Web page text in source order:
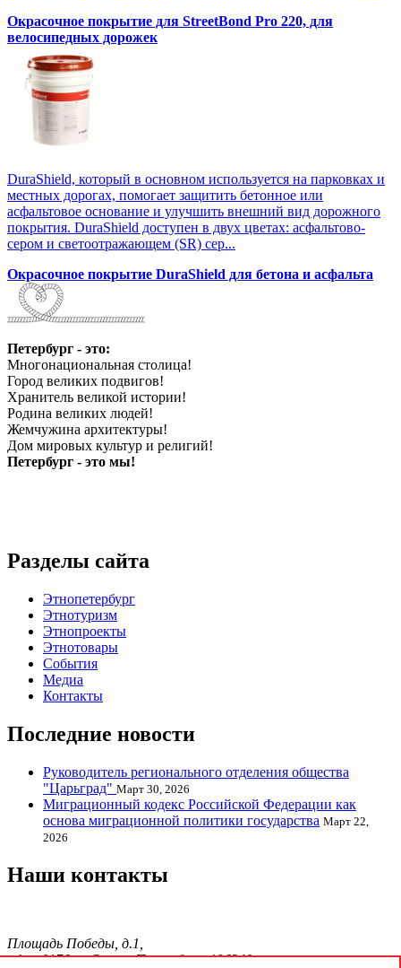
Окрасочное покрытие для StreetBond Pro 220, для
велосипедных дорожек
DuraShield, который в основном используется на парковках и
местных дорогах, помогает защитить бетонное или
асфальтовое основание и улучшить внешний вид дорожного
покрытия. DuraShield доступен в двух цветах: асфальтово-
сером и светоотражающем (SR) сер...
Окрасочное покрытие DuraShield для бетона и асфальта
Петербург - это:
Многонациональная столица!
Город великих подвигов!
Хранитель великой истории!
Родина великих людей!
Жемчужина архитектуры!
Дом мировых культур и религий!
Петербург - это мы!
Разделы сайта
Этнопетербург
Этнотуризм
Этнопроекты
Этнотовары
События
Медиа
Контакты
Последние новости
Руководитель регионального отделения общества
"Царьград" Март 30, 2026
Миграционный кодекс Российской Федерации как
основа миграционной политики государства Март 22,
2026
Наши контакты
Площадь Победы, д.1,
офис 0176, г. Санкт-Петербург, 196240